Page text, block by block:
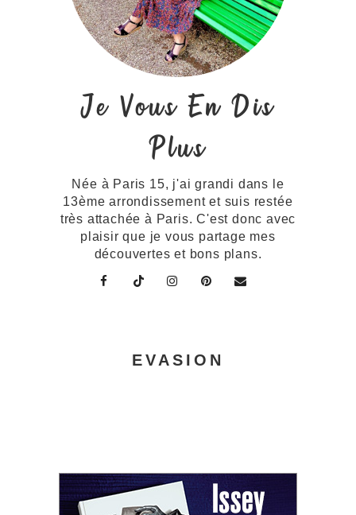
Je Vous En Dis
Plus
Née à Paris 15, j'ai grandi dans le
13ème arrondissement et suis restée
très attachée à Paris. C'est donc avec
plaisir que je vous partage mes
découvertes et bons plans.
EVASION